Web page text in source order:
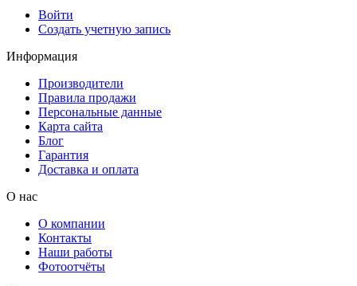
Войти
Создать учетную запись
Информация
Производители
Правила продажи
Персональные данные
Карта сайта
Блог
Гарантия
Доставка и оплата
О нас
О компании
Контакты
Наши работы
Фотоотчёты